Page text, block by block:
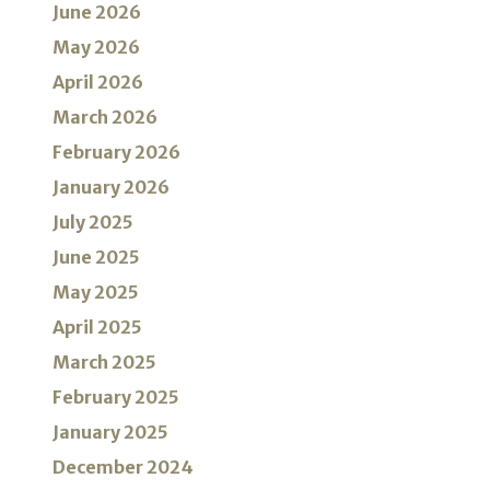
June 2026
May 2026
April 2026
March 2026
February 2026
January 2026
July 2025
June 2025
May 2025
April 2025
March 2025
February 2025
January 2025
December 2024